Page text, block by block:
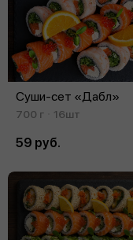
Суши-сет «Дабл»
700 г 16шт
59 руб.